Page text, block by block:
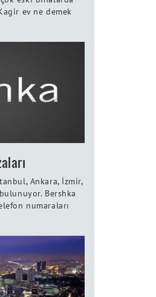
ev ne demek
Ankara, İzmir,
Bershka
numaraları